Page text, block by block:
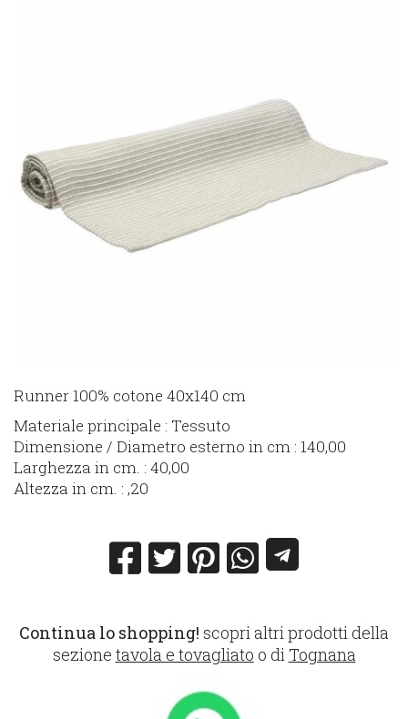
Runner 100% cotone 40x140 cm
Materiale principale : Tessuto
Dimensione / Diametro esterno in cm : 140,00
Larghezza in cm. : 40,00
Altezza in cm. : ,20
Continua lo shopping! scopri altri prodotti della
sezione tavola e tovagliato o diTognana